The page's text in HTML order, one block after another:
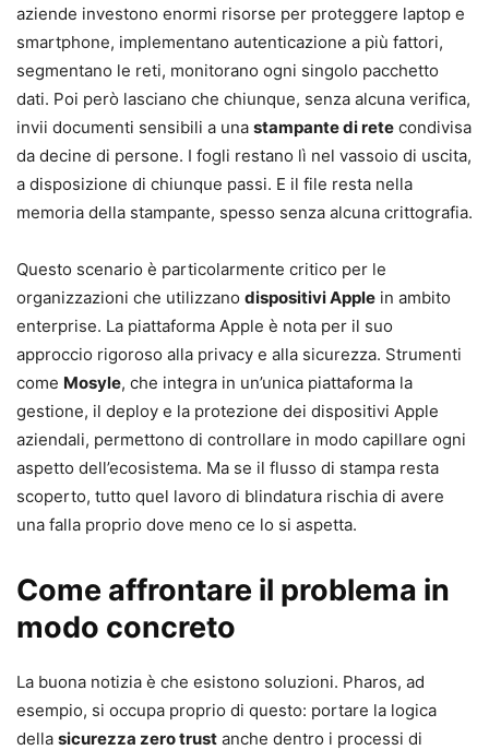
aziende investono enormi risorse per proteggere laptop e
smartphone, implementano autenticazione a più fattori,
segmentano le reti, monitorano ogni singolo pacchetto
dati. Poi però lasciano che chiunque, senza alcuna verifica,
invii documenti sensibili a una stampante di rete condivisa
da decine di persone. I fogli restano lì nel vassoio di uscita,
a disposizione di chiunque passi. E il file resta nella
memoria della stampante, spesso senza alcuna crittografia.
Questo scenario è particolarmente critico per le
organizzazioni che utilizzano dispositivi Apple in ambito
enterprise. La piattaforma Apple è nota per il suo
approccio rigoroso alla privacy e alla sicurezza. Strumenti
come Mosyle, che integra in un’unica piattaforma la
gestione, il deploy e la protezione dei dispositivi Apple
aziendali, permettono di controllare in modo capillare ogni
aspetto dell’ecosistema. Ma se il flusso di stampa resta
scoperto, tutto quel lavoro di blindatura rischia di avere
una falla proprio dove meno ce lo si aspetta.
Come affrontare il problema in
modo concreto
La buona notizia è che esistono soluzioni. Pharos, ad
esempio, si occupa proprio di questo: portare la logica
della sicurezza zero trust anche dentro i processi di